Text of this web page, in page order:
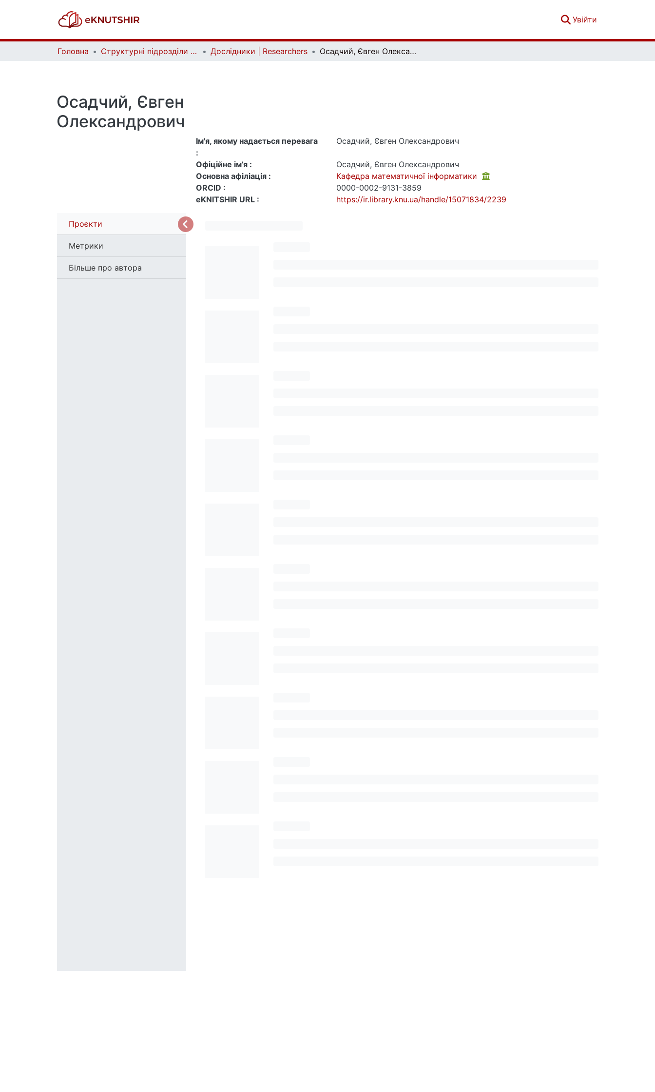
Увійти
Головна Структурні підрозділи Київського національного університету імені Тараса Шевченка та Організації | Faculties, Institutes and Departments of Taras Shevchenko National University of Kyiv and Organizations Дослідники | Researchers Осадчий, Євген Олександрович
Осадчий, Євген
Олександрович
Ім'я, якому надається перевага
:
Осадчий, Євген Олександрович
Офіційне ім’я :
Осадчий, Євген Олександрович
Основна афіліація :
Кафедра математичної інформатики
ORCID :
0000-0002-9131-3859
eKNITSHIR URL :
https://ir.library.knu.ua/handle/15071834/2239
Проєкти
Метрики
Більше про автора